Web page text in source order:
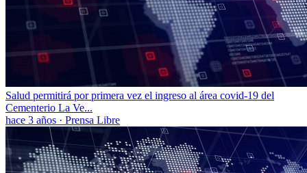
Salud permitirá por primera vez el ingreso al área covid-19 del
Cementerio La Ve...
hace 3 años · Prensa Libre